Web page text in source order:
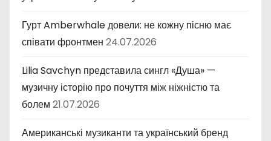
Гурт Amberwhale довели: не кожну пісню має
співати фронтмен 24.07.2026
Lilia Savchyn представила сингл «Душа» —
музичну історію про почуття між ніжністю та
болем 21.07.2026
Американські музиканти та український бренд